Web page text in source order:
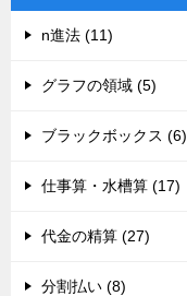
n進法 (11)
グラフの領域 (5)
ブラックボックス (6)
仕事算・水槽算 (17)
代金の精算 (27)
分割払い (8)